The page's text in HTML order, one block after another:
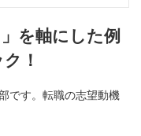
を軸にした例
！
です。転職の志望動機